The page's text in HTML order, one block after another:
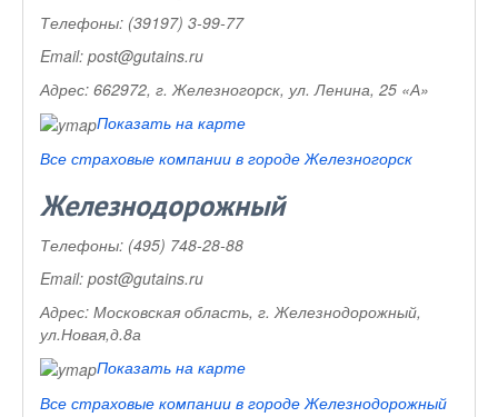
Телефоны: (39197) 3-99-77
Email: post@gutains.ru
Адрес: 662972, г. Железногорск, ул. Ленина, 25 «А»
Показать на карте
Все страховые компании в городе Железногорск
Железнодорожный
Телефоны: (495) 748-28-88
Email: post@gutains.ru
Адрес: Московская область, г. Железнодорожный,
ул.Новая,д.8а
Показать на карте
Все страховые компании в городе Железнодорожный